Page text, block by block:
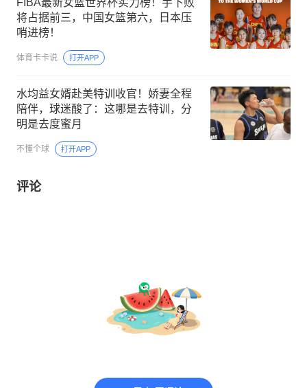
将占据前三，中国女篮第六，日本压
哨进榜！
体育卡卡说 打开APP
水均益女婿赴美特训收官！娇妻全程
陪伴，球迷酸了：这哪是去特训，分
明是去度蜜月
不懂个球 打开APP
评论